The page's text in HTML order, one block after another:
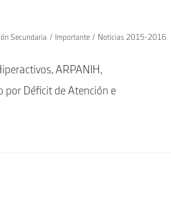
Secundaria / Importante / Noticias 2015-2016
ARPANIH,
por Déficit de Atención e